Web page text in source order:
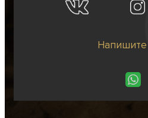
Напишите